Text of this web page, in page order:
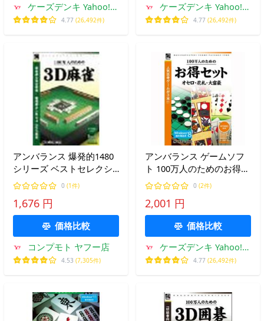
ケーズデンキ Yahoo!シ
ョップ
4.77 (26,492件)
ケーズデンキ Yahoo!シ
ョップ
4.77 (26,492件)
アンバランス 爆発的1480
シリーズ ベストセレクシ
ョン 100万人のための3D
麻雀(対応OS:WIN) 目安在
庫=○
0 (1件)
1,676 円
価格比較
コンプモト ヤフー店
4.53 (7,305件)
アンバランス ゲームソフ
ト 100万人のためのお得セ
ット オセロ・花札・大富
豪 GHU-406
0 (2件)
2,001 円
価格比較
ケーズデンキ Yahoo!シ
ョップ
4.77 (26,492件)